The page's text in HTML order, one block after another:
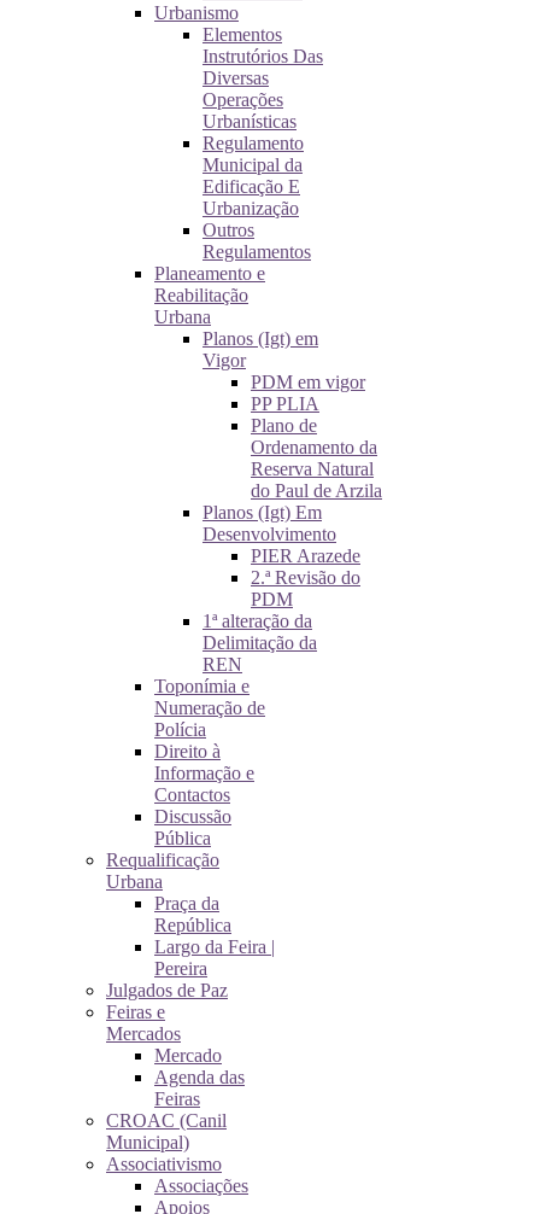
Urbanismo
Elementos
Instrutórios Das
Diversas
Operações
Urbanísticas
Regulamento
Municipal da
Edificação E
Urbanização
Outros
Regulamentos
Planeamento e
Reabilitação
Urbana
Planos (Igt) em
Vigor
PDM em vigor
PP PLIA
Plano de
Ordenamento da
Reserva Natural
do Paul de Arzila
Planos (Igt) Em
Desenvolvimento
PIER Arazede
2.ª Revisão do
PDM
1ª alteração da
Delimitação da
REN
Toponímia e
Numeração de
Polícia
Direito à
Informação e
Contactos
Discussão
Pública
Requalificação
Urbana
Praça da
República
Largo da Feira |
Pereira
Julgados de Paz
Feiras e
Mercados
Mercado
Agenda das
Feiras
CROAC (Canil
Municipal)
Associativismo
Associações
Apoios